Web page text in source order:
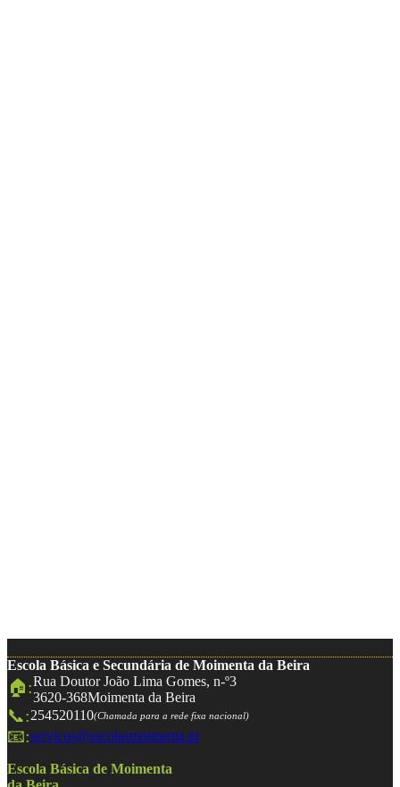
Escola Básica e Secundária de Moimenta da Beira
🏠:Rua Doutor João Lima Gomes, n-º3
3620-368Moimenta da Beira
📞:254520110(Chamada para a rede fixa nacional)
📧:servicos@escolasmoimenta.pt
Escola Básica de Moimenta